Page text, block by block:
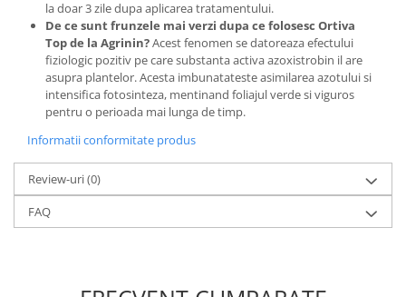
Fierastraie manuale
Fire motocoasa
Flexuri si Polizoare
Gresor / Decalimetru
Lama motofierastrau / drujba
Lant motofierastrau / drujba
Lubrifianti
la doar 3 zile dupa aplicarea tratamentului.
De ce sunt frunzele mai verzi dupa ce folosesc Ortiva
Top de la Agrinin?Acest fenomen se datoreaza efectului
fiziologic pozitiv pe care substanta activa azoxistrobin il are
asupra plantelor. Acesta imbunatateste asimilarea azotului si
intensifica fotosinteza, mentinand foliajul verde si viguros
pentru o perioada mai lunga de timp.
Informatii conformitate produs
Review-uri(0)
FAQ